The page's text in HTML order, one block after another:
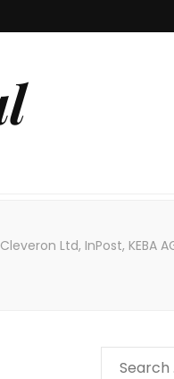
Ltd, InPost, KEBA
Search